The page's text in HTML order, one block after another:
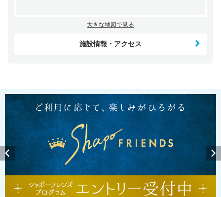
大きな地図で見る
施設情報・アクセス